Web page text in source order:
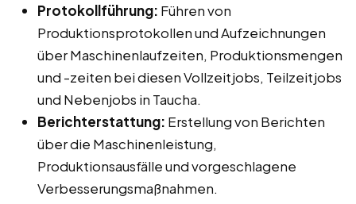
Protokollführung: Führen von
Produktionsprotokollen und Aufzeichnungen
über Maschinenlaufzeiten, Produktionsmengen
und -zeiten bei diesen Vollzeitjobs, Teilzeitjobs
und Nebenjobs in Taucha.
Berichterstattung: Erstellung von Berichten
über die Maschinenleistung,
Produktionsausfälle und vorgeschlagene
Verbesserungsmaßnahmen.